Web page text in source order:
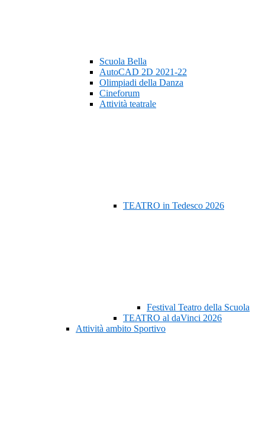
Scuola Bella
AutoCAD 2D 2021-22
Olimpiadi della Danza
Cineforum
Attività teatrale
TEATRO in Tedesco 2026
Festival Teatro della Scuola
TEATRO al daVinci 2026
Attività ambito Sportivo